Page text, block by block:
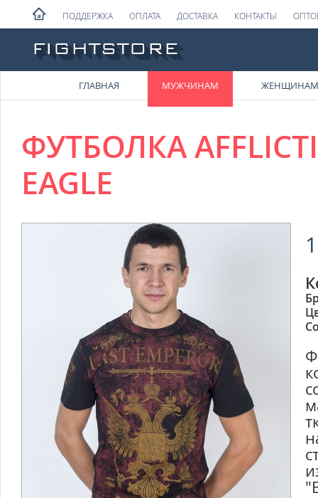
ПОДДЕРЖКА ОПЛАТА ДОСТАВКА КОНТАКТЫ
ГЛАВНАЯ МУЖЧИНАМ ЖЕНЩИНАМ
ФУТБОЛКА
EAGLE